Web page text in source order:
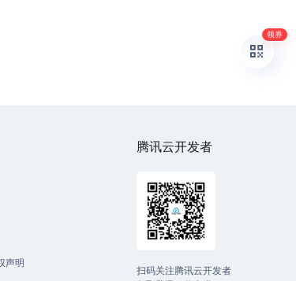
声明
腾讯云开发者
扫码关注腾讯云开发者
领券